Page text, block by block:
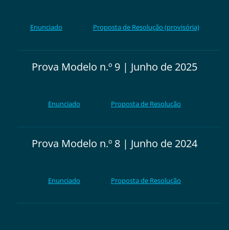
Enunciado Proposta de Resolução (provisória)
Prova Modelo n.º 9 | Junho de 2025
Enunciado Proposta de Resolução
Prova Modelo n.º 8 | Junho de 2024
Enunciado Proposta de Resolução